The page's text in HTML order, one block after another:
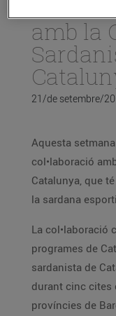
amb la
21/de setembre/
Aquesta
col•laboració
Catalunya, que
la sardana
La col•laboració
programes de
sardanista de
durant cinc cites
províncies de